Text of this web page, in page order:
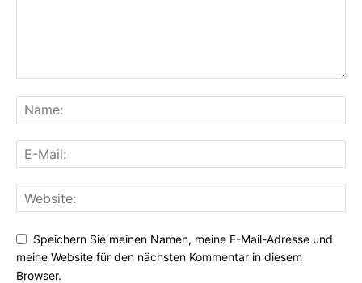
Speichern Sie meinen Namen, meine E-Mail-Adresse und
meine Website für den nächsten Kommentar in diesem
Browser.